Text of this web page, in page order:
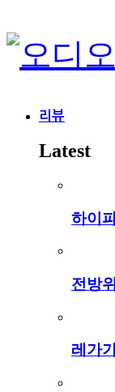
리뷰
Latest
하이
전방
레가